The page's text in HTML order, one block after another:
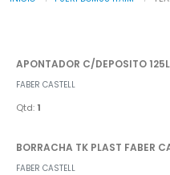
APONTADOR C/DEPOSITO
FABER CASTELL
Qtd: 1
BORRACHA TK PLAST FABER
FABER CASTELL